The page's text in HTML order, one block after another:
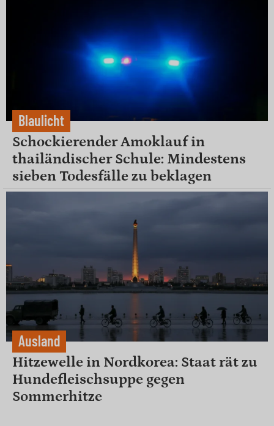
Blaulicht
Schockierender Amoklauf in
thailändischer Schule: Mindestens
sieben Todesfälle zu beklagen
Ausland
Hitzewelle in Nordkorea: Staat rät zu
Hundefleischsuppe gegen
Sommerhitze